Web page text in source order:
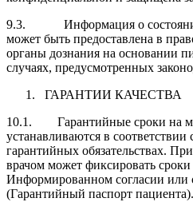
9.3. Информация о состоянии
может быть предоставлена в
органы дознания на основании
случаях, предусмотренных
ГАРАНТИИ КАЧЕСТВА
10.1. Гарантийные сроки на
устанавливаются в
гарантийных обязательствах.
врачом может фиксировать
Информированном согласии или
(Гарантийный паспорт пациента).